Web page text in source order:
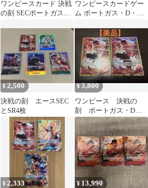
ワンピースカード 決戦
の刻 SECポートガス・
ワンピースカードゲー
ム ポートガス・D・エ
¥2,500
決戦の刻 エースSEC
とSR4枚
¥3,800
ワンピース 決戦の
刻 ポートガス・D・
エース シークレッ
ト SEC 2セット売り
¥ 2,333 ¥ 13,990